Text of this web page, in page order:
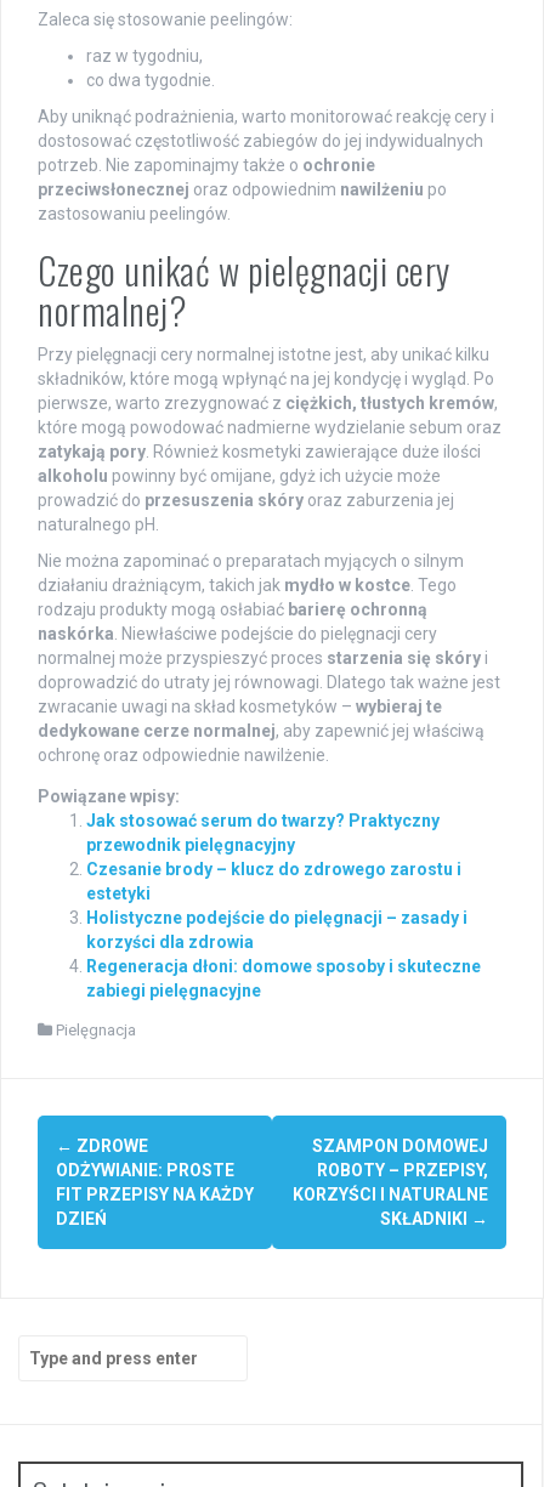
Zaleca się stosowanie peelingów:
raz w tygodniu,
co dwa tygodnie.
Aby uniknąć podrażnienia, warto monitorować reakcję cery i
dostosować częstotliwość zabiegów do jej indywidualnych
potrzeb. Nie zapominajmy także o ochronie
przeciwsłonecznej oraz odpowiednim nawilżeniu po
zastosowaniu peelingów.
Czego unikać w pielęgnacji cery
normalnej?
Przy pielęgnacji cery normalnej istotne jest, aby unikać kilku
składników, które mogą wpłynąć na jej kondycję i wygląd. Po
pierwsze, warto zrezygnować z ciężkich, tłustych kremów,
które mogą powodować nadmierne wydzielanie sebum oraz
zatykają pory. Również kosmetyki zawierające duże ilości
alkoholu powinny być omijane, gdyż ich użycie może
prowadzić do przesuszenia skóry oraz zaburzenia jej
naturalnego pH.
Nie można zapominać o preparatach myjących o silnym
działaniu drażniącym, takich jak mydło w kostce. Tego
rodzaju produkty mogą osłabiać barierę ochronną
naskórka. Niewłaściwe podejście do pielęgnacji cery
normalnej może przyspieszyć proces starzenia się skóry i
doprowadzić do utraty jej równowagi. Dlatego tak ważne jest
zwracanie uwagi na skład kosmetyków – wybieraj te
dedykowane cerze normalnej, aby zapewnić jej właściwą
ochronę oraz odpowiednie nawilżenie.
Powiązane wpisy:
Jak stosować serum do twarzy? Praktyczny
przewodnik pielęgnacyjny
Czesanie brody – klucz do zdrowego zarostu i
estetyki
Holistyczne podejście do pielęgnacji – zasady i
korzyści dla zdrowia
Regeneracja dłoni: domowe sposoby i skuteczne
zabiegi pielęgnacyjne
Pielęgnacja
Post
navigation
← ZDROWE
ODŻYWIANIE: PROSTE
FIT PRZEPISY NA KAŻDY
DZIEŃ
SZAMPON DOMOWEJ
ROBOTY – PRZEPISY,
KORZYŚCI I NATURALNE
SKŁADNIKI →
Search
for: